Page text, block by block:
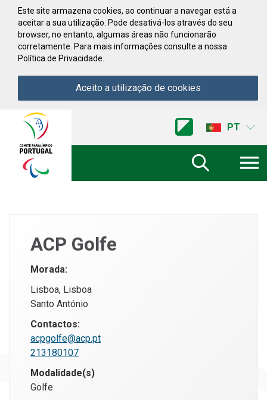
Saltar para conteúdo
Este site armazena cookies, ao continuar a navegar está a
aceitar a sua utilização. Pode desativá-los através do seu
browser, no entanto, algumas áreas não funcionarão
corretamente. Para mais informações consulte a nossa
Política de Privacidade.
Aceito a utilização de cookies
Comite
Paralimpico
Portugal
PT
ACP Golfe
Morada:
Lisboa, Lisboa
Santo António
Contactos:
acpgolfe@acp.pt
213180107
Modalidade(s)
Golfe